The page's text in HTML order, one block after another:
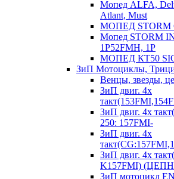
Мопед ALFA,
Atlant, Must
МОПЕД STORM
Мопед STORM
1P52FMH, 1P
МОПЕД КТ50
ЗиП Мотоциклы,
Венцы, звезды,
ЗиП двиг. 4х
ЗиП двиг. 4х
250: 157FMI-
ЗиП двиг. 4х
ЗиП двиг. 4х
K157FMI)
ЗиП мотоцикл